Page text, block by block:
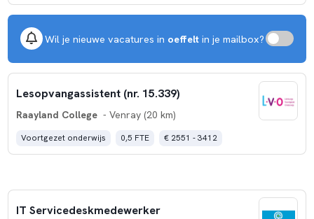
Wil je nieuwe vacatures in oeffeltin je mailbox?
Lesopvangassistent (nr. 15.339)
Raayland College - Venray (20 km)
Voortgezet onderwijs 0,5 FTE € 2551 - 3412
IT Servicedeskmedewerker